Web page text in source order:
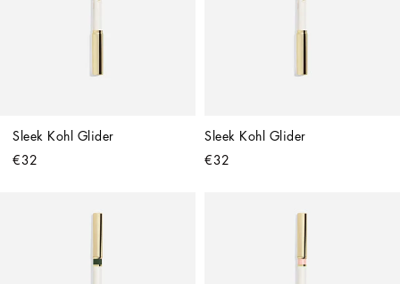
Sleek Kohl Glider
€32
Sleek Kohl Glider
€32